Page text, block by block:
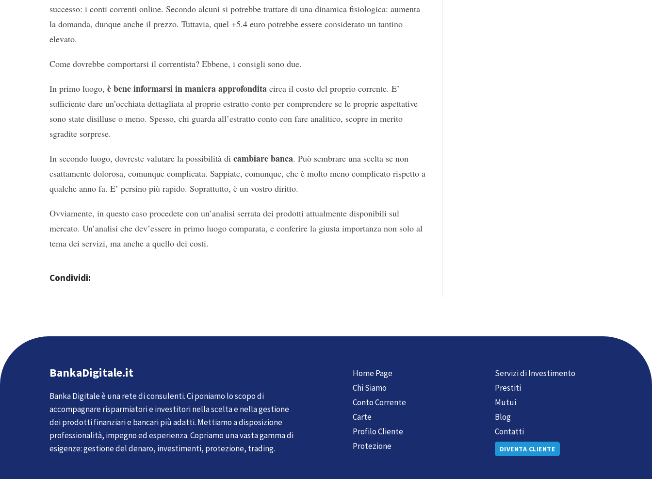
successo: i conti correnti online. Secondo alcuni si potrebbe trattare di una dinamica fisiologica: aumenta
la domanda, dunque anche il prezzo. Tuttavia, quel +5.4 euro potrebbe essere considerato un tantino
elevato.
Come dovrebbe comportarsi il correntista? Ebbene, i consigli sono due.
In primo luogo, è bene informarsi in maniera approfondita circa il costo del proprio corrente. E’
sufficiente dare un’occhiata dettagliata al proprio estratto conto per comprendere se le proprie aspettative
sono state disilluse o meno. Spesso, chi guarda all’estratto conto con fare analitico, scopre in merito
sgradite sorprese.
In secondo luogo, dovreste valutare la possibilità di cambiare banca. Può sembrare una scelta se non
esattamente dolorosa, comunque complicata. Sappiate, comunque, che è molto meno complicato rispetto a
qualche anno fa. E’ persino più rapido. Soprattutto, è un vostro diritto.
Ovviamente, in questo caso procedete con un’analisi serrata dei prodotti attualmente disponibili sul
mercato. Un’analisi che dev’essere in primo luogo comparata, e conferire la giusta importanza non solo al
tema dei servizi, ma anche a quello dei costi.
Condividi:
BankaDigitale.it
Banka Digitale è una rete di consulenti. Ci poniamo lo scopo di
accompagnare risparmiatori e investitori nella scelta e nella gestione
dei prodotti finanziari e bancari più adatti. Mettiamo a disposizione
professionalità, impegno ed esperienza. Copriamo una vasta gamma di
esigenze: gestione del denaro, investimenti, protezione, trading.
Home Page
Chi Siamo
Conto Corrente
Carte
Profilo Cliente
Protezione
Servizi di Investimento
Prestiti
Mutui
Blog
Contatti
DIVENTA CLIENTE